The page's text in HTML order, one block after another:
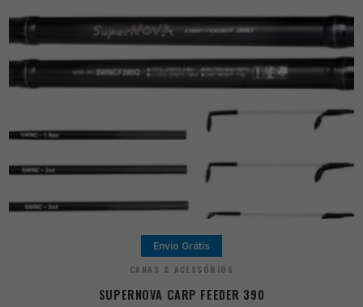
Envio Grátis
CANAS & ACESSÓRIOS
SUPERNOVA CARP FEEDER 390